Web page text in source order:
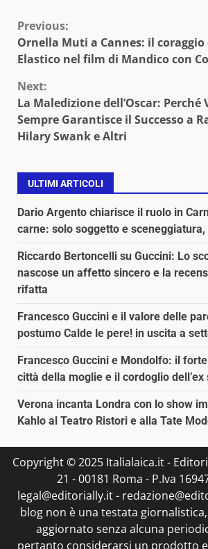
Continue
Reading
Previous:
Ornella Muti a Cannes: il coraggio
Elastico nel film di Mandico con
Next:
La Maledizione dell’Oscar: Perché
Sempre Garantisce il Successo a
Hilary Swank e Altri
ULTIMI ARTICOLI
Dario Argento chiarisce il ruolo in
carne: solo soggetto e sceneggiatura,
Riccardo Bertoncelli su Guccini: Lo
nascose un affetto sincero e la
rifatta
Francesco Guccini e il valore delle
postumo Calde le pere! in uscita a
Francesco Guccini e Mondolfo: il
città della moglie e il cordoglio
Verona incanta Londra con lo show
Kahlo al Teatro Ristori e alla Tate
Copyright © 2025 Italialaica.it -
21 - 00181 Roma - P.Iva
legal@editorially.it -
blog non è una testata
aggiornato senza alcuna
pertanto considerarsi un prodotto